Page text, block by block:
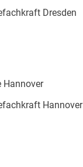
Dresden
Hannover
Hannover